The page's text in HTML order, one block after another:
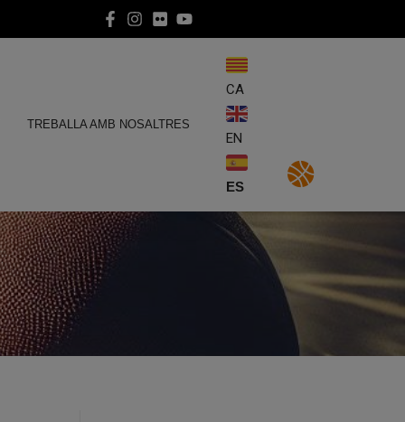
TREBALLA AMB NOSALTRES
CA
EN
ES